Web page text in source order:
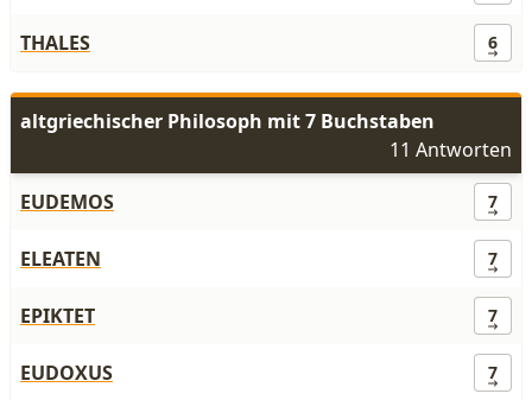
THALES 6
altgriechischer Philosoph mit 7 Buchstaben
11 Antworten
EUDEMOS
7
ELEATEN 7
EPIKTET 7
EUDOXUS 7